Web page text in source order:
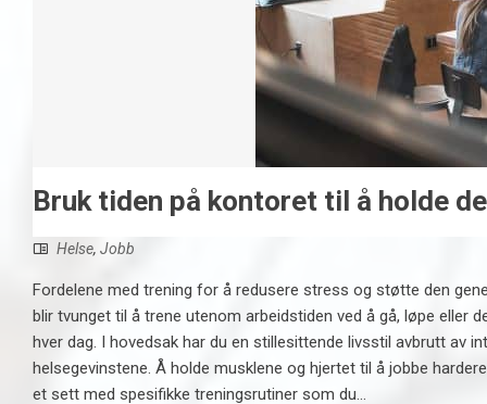
Bruk tiden på kontoret til å holde
Helse, Jobb
Fordelene med trening for å redusere stress og støtte den
blir tvunget til å trene utenom arbeidstiden ved å gå, løpe
hver dag. I hovedsak har du en stillesittende livsstil avbrutt av
helsegevinstene. Å holde musklene og hjertet til å jobbe
et sett med spesifikke treningsrutiner som du...